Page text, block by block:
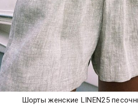
ЭКСПРЕСС-ПОКУПКА
Шорты женские LINEN25